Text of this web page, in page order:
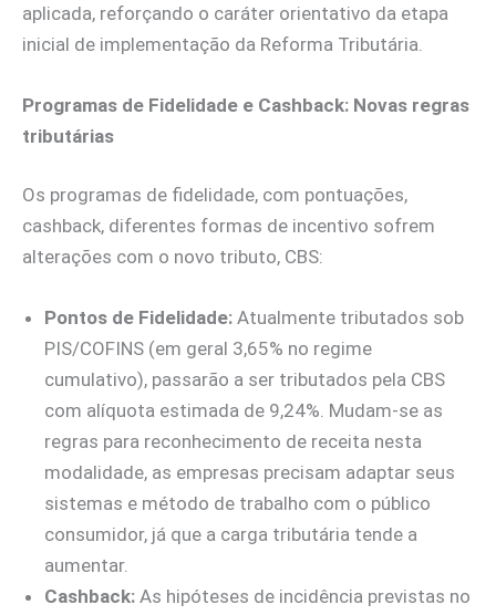
aplicada, reforçando o caráter orientativo da etapa
inicial de implementação da Reforma Tributária.
Programas de Fidelidade e Cashback: Novas regras
tributárias
Os programas de fidelidade, com pontuações,
cashback, diferentes formas de incentivo sofrem
alterações com o novo tributo, CBS:
Pontos de Fidelidade: Atualmente tributados sob
PIS/COFINS (em geral 3,65% no regime
cumulativo), passarão a ser tributados pela CBS
com alíquota estimada de 9,24%. Mudam-se as
regras para reconhecimento de receita nesta
modalidade, as empresas precisam adaptar seus
sistemas e método de trabalho com o público
consumidor, já que a carga tributária tende a
aumentar.
Cashback: As hipóteses de incidência previstas no